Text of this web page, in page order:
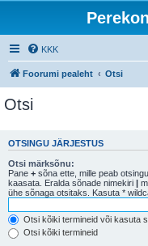
KKK
Foorumi pealeht Otsi
Otsi
OTSINGU JÄRJESTUS
Otsi märksõnu:
Pane + sõna ette, mille peab
kaasata. Eralda sõnade nimekiri |
ühe sõnaga otsitaks. Kasuta *
Otsi kõiki termineid või kasuta
Otsi kõiki termineid